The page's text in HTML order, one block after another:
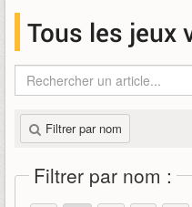
Tous les jeux
Filtrer par nom
Filtrer par nom :